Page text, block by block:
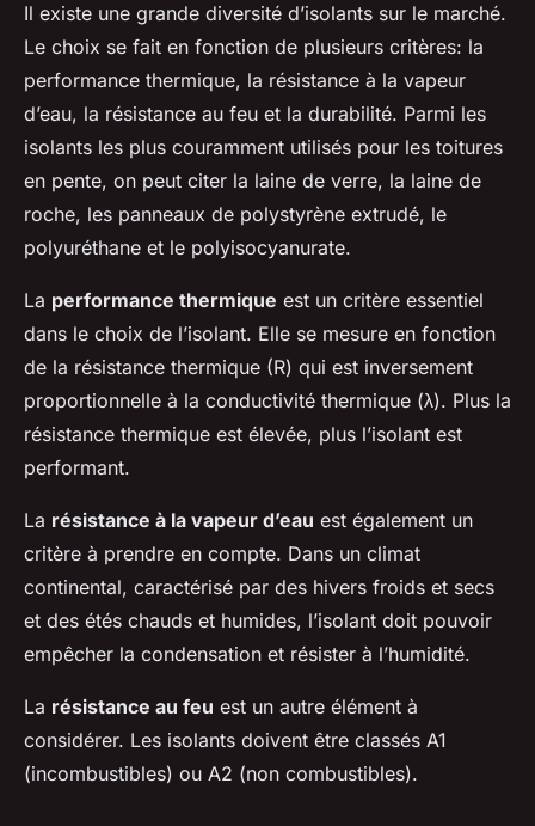
Il existe une grande diversité d’isolants sur le marché.
Le choix se fait en fonction de plusieurs critères: la
performance thermique, la résistance à la vapeur
d’eau, la résistance au feu et la durabilité. Parmi les
isolants les plus couramment utilisés pour les toitures
en pente, on peut citer la laine de verre, la laine de
roche, les panneaux de polystyrène extrudé, le
polyuréthane et le polyisocyanurate.
La performance thermique est un critère essentiel
dans le choix de l’isolant. Elle se mesure en fonction
de la résistance thermique (R) qui est inversement
proportionnelle à la conductivité thermique (λ). Plus la
résistance thermique est élevée, plus l’isolant est
performant.
La résistance à la vapeur d’eau est également un
critère à prendre en compte. Dans un climat
continental, caractérisé par des hivers froids et secs
et des étés chauds et humides, l’isolant doit pouvoir
empêcher la condensation et résister à l’humidité.
La résistance au feu est un autre élément à
considérer. Les isolants doivent être classés A1
(incombustibles) ou A2 (non combustibles).